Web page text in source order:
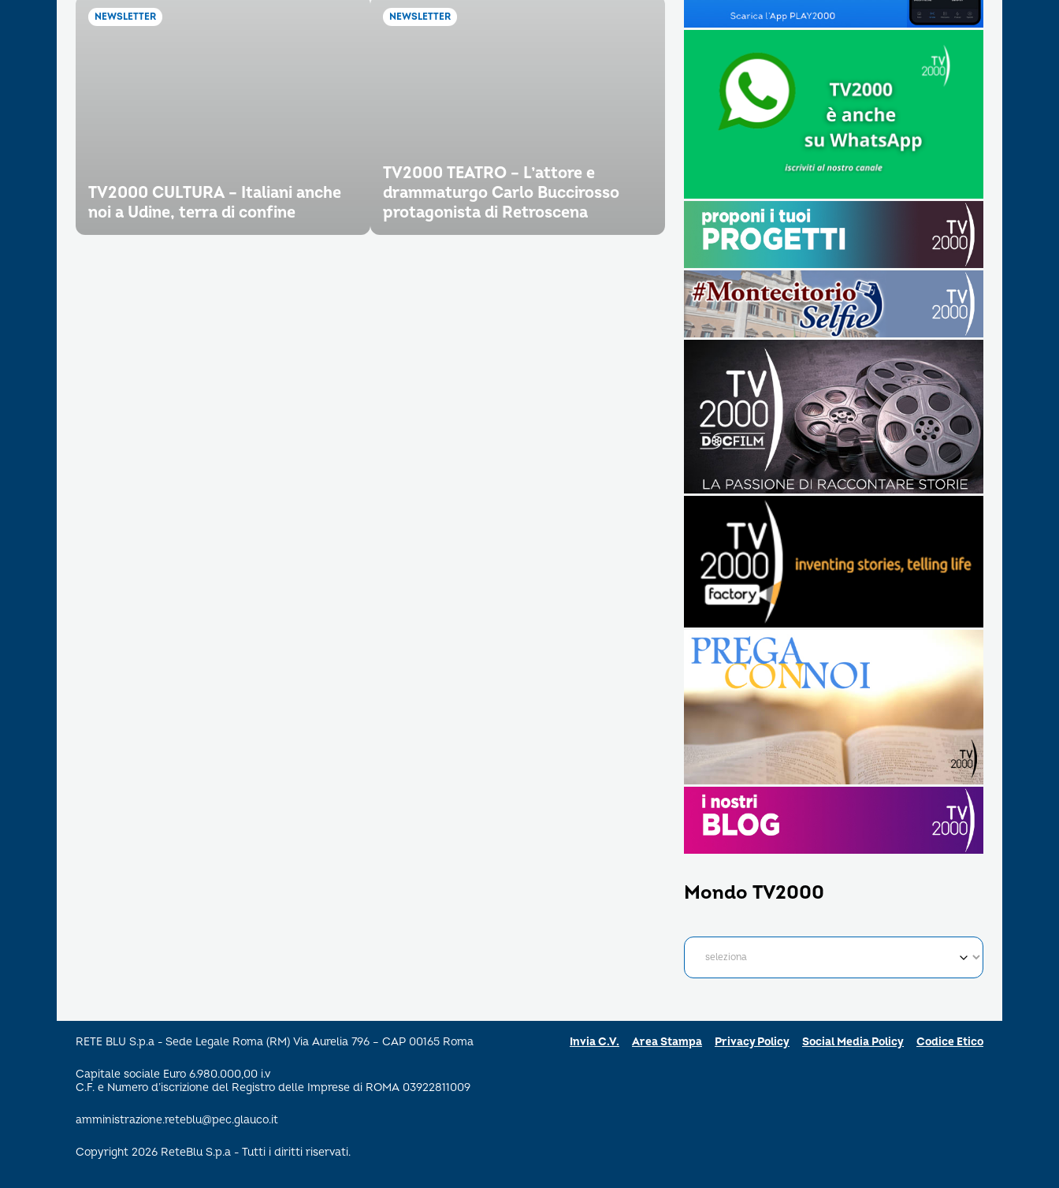
NEWSLETTER
TV2000 CULTURA – Italiani anche
noi a Udine, terra di confine
NEWSLETTER
TV2000 TEATRO – L’attore e
drammaturgo Carlo Buccirosso
protagonista di Retroscena
Mondo TV2000
RETE BLU S.p.a - Sede Legale Roma (RM) Via Aurelia 796 – CAP 00165 Roma
Capitale sociale Euro 6.980.000,00 i.v
C.F. e Numero d’iscrizione del Registro delle Imprese di ROMA 03922811009
amministrazione.reteblu@pec.glauco.it
Copyright 2026 ReteBlu S.p.a - Tutti i diritti riservati.
Invia C.V. Area Stampa Privacy Policy Social Media Policy Codice Etico